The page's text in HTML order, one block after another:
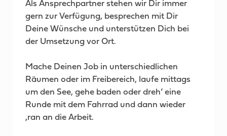
Als Ansprechpartner stehen wir Dir immer
gern zur Verfügung, besprechen mit Dir
Deine Wünsche und unterstützen Dich bei
der Umsetzung vor Ort.
Mache Deinen Job in unterschiedlichen
Räumen oder im Freibereich, laufe mittags
um den See, gehe baden oder dreh‘ eine
Runde mit dem Fahrrad und dann wieder
‚ran an die Arbeit.